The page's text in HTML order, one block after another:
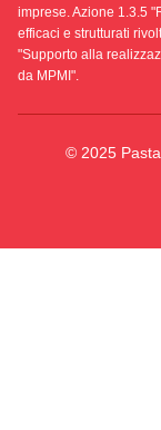
imprese. Azione 1.3.5
efficaci e strutturati
"Supporto alla
da MPMI".
© 2025